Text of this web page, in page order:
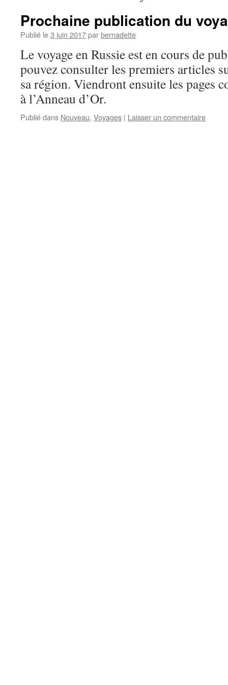
Prochaine publication du
Publié le3 juin 2017parbernadette
Le voyage en Russie est en cours de
pouvez consulter les premiers articles
sa région. Viendront ensuite les pages
à l’Anneau d’Or.
Publié dans Nouveau, Voyages | Laisser un commentaire